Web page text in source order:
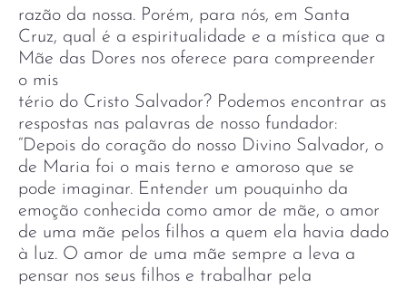
razão da nossa. Porém, para nós, em Santa
Cruz, qual é a espiritualidade e a mística que a
Mãe das Dores nos oferece para compreender
o mis
tério do Cristo Salvador? Podemos encontrar as
respostas nas palavras de nosso fundador:
“Depois do coração do nosso Divino Salvador, o
de Maria foi o mais terno e amoroso que se
pode imaginar. Entender um pouquinho da
emoção conhecida como amor de mãe, o amor
de uma mãe pelos filhos a quem ela havia dado
à luz. O amor de uma mãe sempre a leva a
pensar nos seus filhos e trabalhar pela